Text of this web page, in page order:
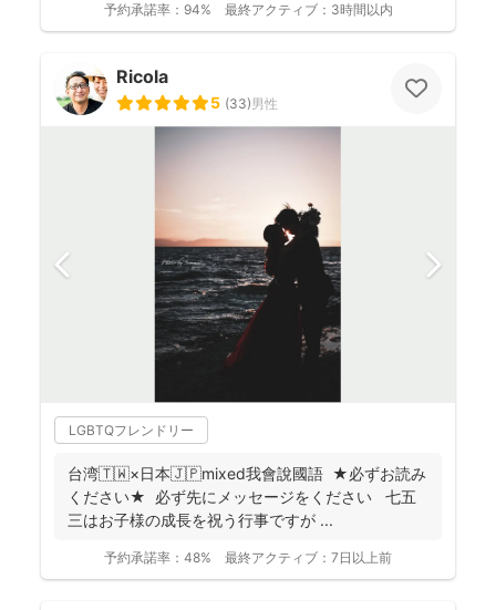
予約承諾率： 94% 最終アクティブ： 3時間以内
Ricola
5 (33)男性
LGBTQフレンドリー
台湾🇹🇼×日本🇯🇵mixed我會說國語 ★必ずお読み
ください★ 必ず先にメッセージをください 七五
三はお子様の成長を祝う行事ですが ...
予約承諾率： 48% 最終アクティブ： 7日以上前